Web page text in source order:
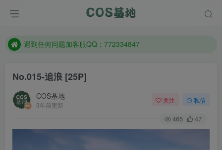
防失联：百度搜索《一七天佳》，实时查看最新站点。
遇到任何问题加客服QQ：772334847
No.015-追浪 [25P]
COS基地
3年前更新
关注 私信
465 47